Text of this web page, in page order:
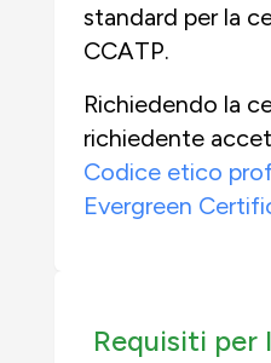
standard per la
CCATP.
Richiedendo la
richiedente
Codice etico
Evergreen
Requisiti per